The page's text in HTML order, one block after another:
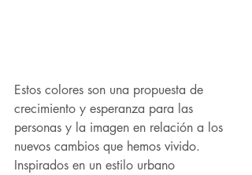
Estos colores son una propuesta de
crecimiento y esperanza para las
personas y la imagen en relación a los
nuevos cambios que hemos vivido.
Inspirados en un estilo urbano